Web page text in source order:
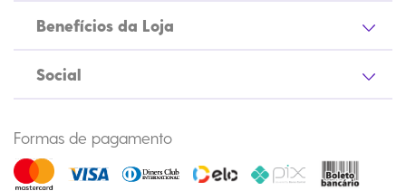
Benefícios da Loja
Social
Formas de pagamento